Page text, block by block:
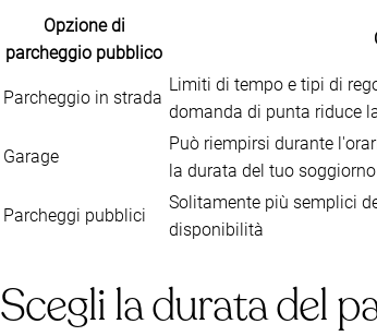
Opzione di
parcheggio pubblico
Parcheggio in strada
Limiti di tempo e tipi di
domanda di punta riduce
Garage
Può riempirsi durante
la durata del tuo soggiorno
Parcheggi pubblici
Solitamente più semplici
disponibilità
Scegli la durata del